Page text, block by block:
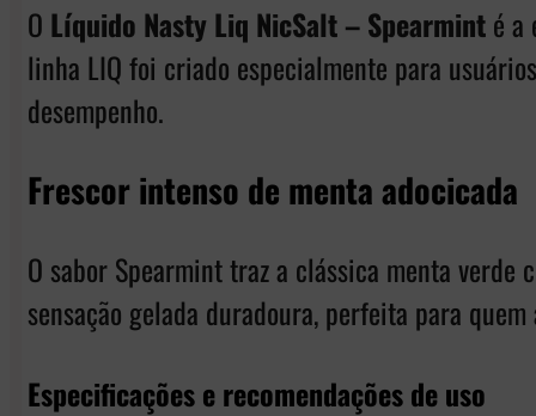
O Líquido Nasty Liq NicSalt – Spearminté a
linha LIQ foi criado especialmente para
desempenho.
Frescor intenso de menta adocicada
O sabor Spearmint traz a clássica menta verde
sensação gelada duradoura, perfeita para
Especificações e recomendações de uso